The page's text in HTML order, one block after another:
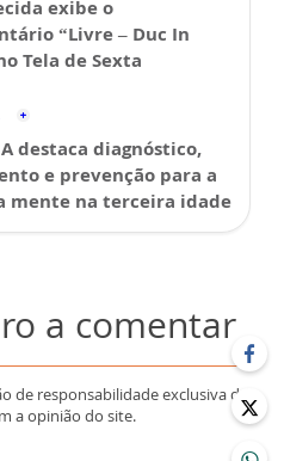
exibe o
“Livre – Duc In
Tela de Sexta
destaca diagnóstico,
e prevenção para a
mente na terceira idade
a comentar
de responsabilidade exclusiva de
a opinião do site.